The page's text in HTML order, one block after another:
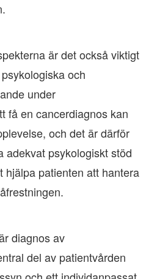
är det också viktigt
och
under
få en cancerdiagnos kan
och det är därför
adekvat psykologiskt stöd
hjälpa patienten att hantera
diagnos av
del av patientvården